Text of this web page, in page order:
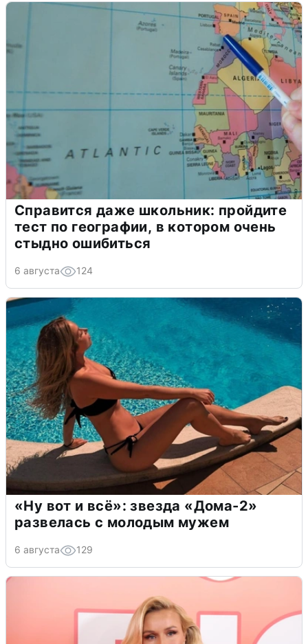
Справится даже школьник: пройдите
тест по географии, в котором очень
стыдно ошибиться
6 августа 124
«Ну вот и всё»: звезда «Дома-2»
развелась с молодым мужем
6 августа 129